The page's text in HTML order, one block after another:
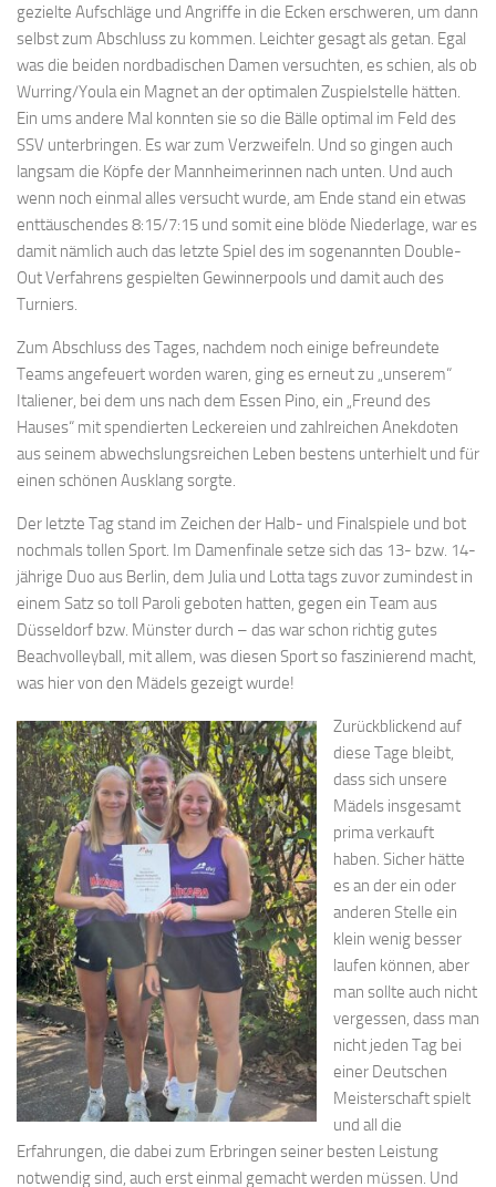
gezielte Aufschläge und Angriffe in die Ecken erschweren, um dann
selbst zum Abschluss zu kommen. Leichter gesagt als getan. Egal
was die beiden nordbadischen Damen versuchten, es schien, als ob
Wurring/Youla ein Magnet an der optimalen Zuspielstelle hätten.
Ein ums andere Mal konnten sie so die Bälle optimal im Feld des
SSV unterbringen. Es war zum Verzweifeln. Und so gingen auch
langsam die Köpfe der Mannheimerinnen nach unten. Und auch
wenn noch einmal alles versucht wurde, am Ende stand ein etwas
enttäuschendes 8:15/7:15 und somit eine blöde Niederlage, war es
damit nämlich auch das letzte Spiel des im sogenannten Double-
Out Verfahrens gespielten Gewinnerpools und damit auch des
Turniers.
Zum Abschluss des Tages, nachdem noch einige befreundete
Teams angefeuert worden waren, ging es erneut zu „unserem“
Italiener, bei dem uns nach dem Essen Pino, ein „Freund des
Hauses“ mit spendierten Leckereien und zahlreichen Anekdoten
aus seinem abwechslungsreichen Leben bestens unterhielt und für
einen schönen Ausklang sorgte.
Der letzte Tag stand im Zeichen der Halb- und Finalspiele und bot
nochmals tollen Sport. Im Damenfinale setze sich das 13- bzw. 14-
jährige Duo aus Berlin, dem Julia und Lotta tags zuvor zumindest in
einem Satz so toll Paroli geboten hatten, gegen ein Team aus
Düsseldorf bzw. Münster durch – das war schon richtig gutes
Beachvolleyball, mit allem, was diesen Sport so faszinierend macht,
was hier von den Mädels gezeigt wurde!
Zurückblickend auf
diese Tage bleibt,
dass sich unsere
Mädels insgesamt
prima verkauft
haben. Sicher hätte
es an der ein oder
anderen Stelle ein
klein wenig besser
laufen können, aber
man sollte auch nicht
vergessen, dass man
nicht jeden Tag bei
einer Deutschen
Meisterschaft spielt
und all die
Erfahrungen, die dabei zum Erbringen seiner besten Leistung
notwendig sind, auch erst einmal gemacht werden müssen. Und